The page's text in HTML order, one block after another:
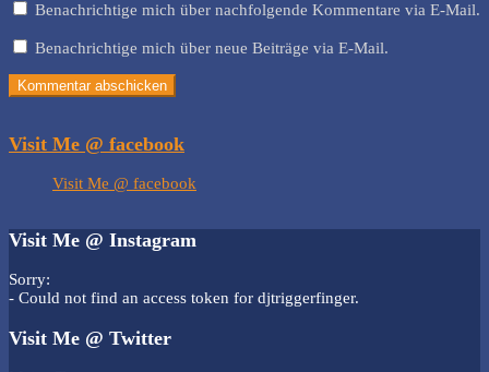
Benachrichtige mich über nachfolgende Kommentare via E-Mail.
Benachrichtige mich über neue Beiträge via E-Mail.
Visit Me @ facebook
Visit Me @ facebook
Visit Me @ Instagram
Sorry:
- Could not find an access token for djtriggerfinger.
Visit Me @ Twitter